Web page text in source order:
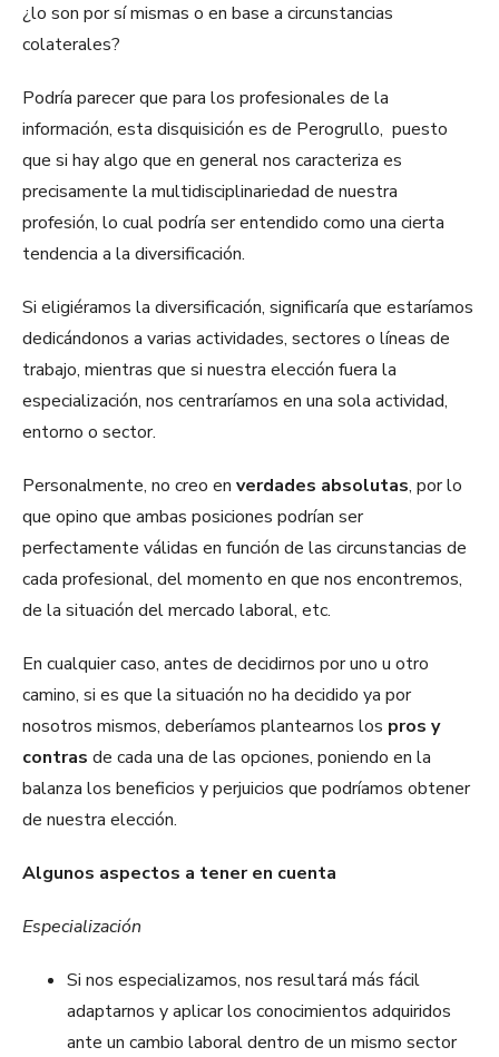
¿lo son por sí mismas o en base a circunstancias
colaterales?
Podría parecer que para los profesionales de la
información, esta disquisición es de Perogrullo, puesto
que si hay algo que en general nos caracteriza es
precisamente la multidisciplinariedad de nuestra
profesión, lo cual podría ser entendido como una cierta
tendencia a la diversificación.
Si eligiéramos la diversificación, significaría que estaríamos
dedicándonos a varias actividades, sectores o líneas de
trabajo, mientras que si nuestra elección fuera la
especialización, nos centraríamos en una sola actividad,
entorno o sector.
Personalmente, no creo en verdades absolutas, por lo
que opino que ambas posiciones podrían ser
perfectamente válidas en función de las circunstancias de
cada profesional, del momento en que nos encontremos,
de la situación del mercado laboral, etc.
En cualquier caso, antes de decidirnos por uno u otro
camino, si es que la situación no ha decidido ya por
nosotros mismos, deberíamos plantearnos los pros y
contras de cada una de las opciones, poniendo en la
balanza los beneficios y perjuicios que podríamos obtener
de nuestra elección.
Algunos aspectos a tener en cuenta
Especialización
Si nos especializamos, nos resultará más fácil
adaptarnos y aplicar los conocimientos adquiridos
ante un cambio laboral dentro de un mismo sector